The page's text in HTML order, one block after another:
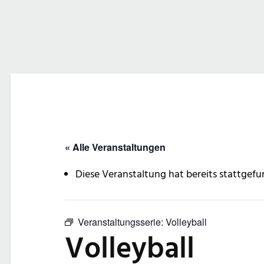
« Alle Veranstaltungen
Diese Veranstaltung hat bereits
Veranstaltungsserie: Volleyball
Volleyball